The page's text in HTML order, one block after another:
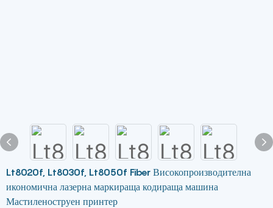
Lt8020f, Lt8030f, Lt8050f Fiber Високопроизводителна
икономична лазерна маркираща кодираща машина
Мастиленоструен принтер